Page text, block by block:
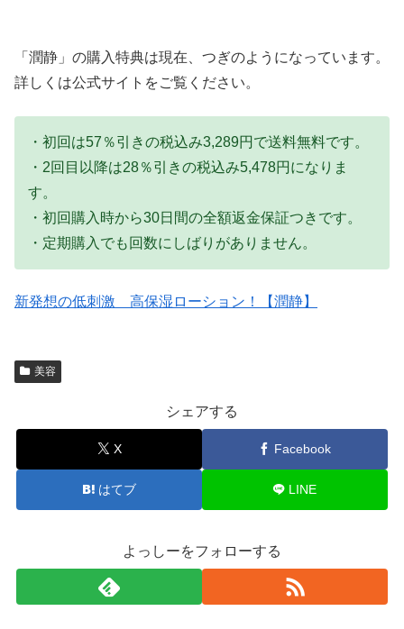
「潤静」の購入特典は現在、つぎのようになっています。
詳しくは公式サイトをご覧ください。
・初回は57％引きの税込み3,289円で送料無料です。
・2回目以降は28％引きの税込み5,478円になりま
す。
・初回購入時から30日間の全額返金保証つきです。
・定期購入でも回数にしばりがありません。
新発想の低刺激 高保湿ローション！【潤静】
美容
シェアする
X Facebook
はてブ LINE
よっしーをフォローする